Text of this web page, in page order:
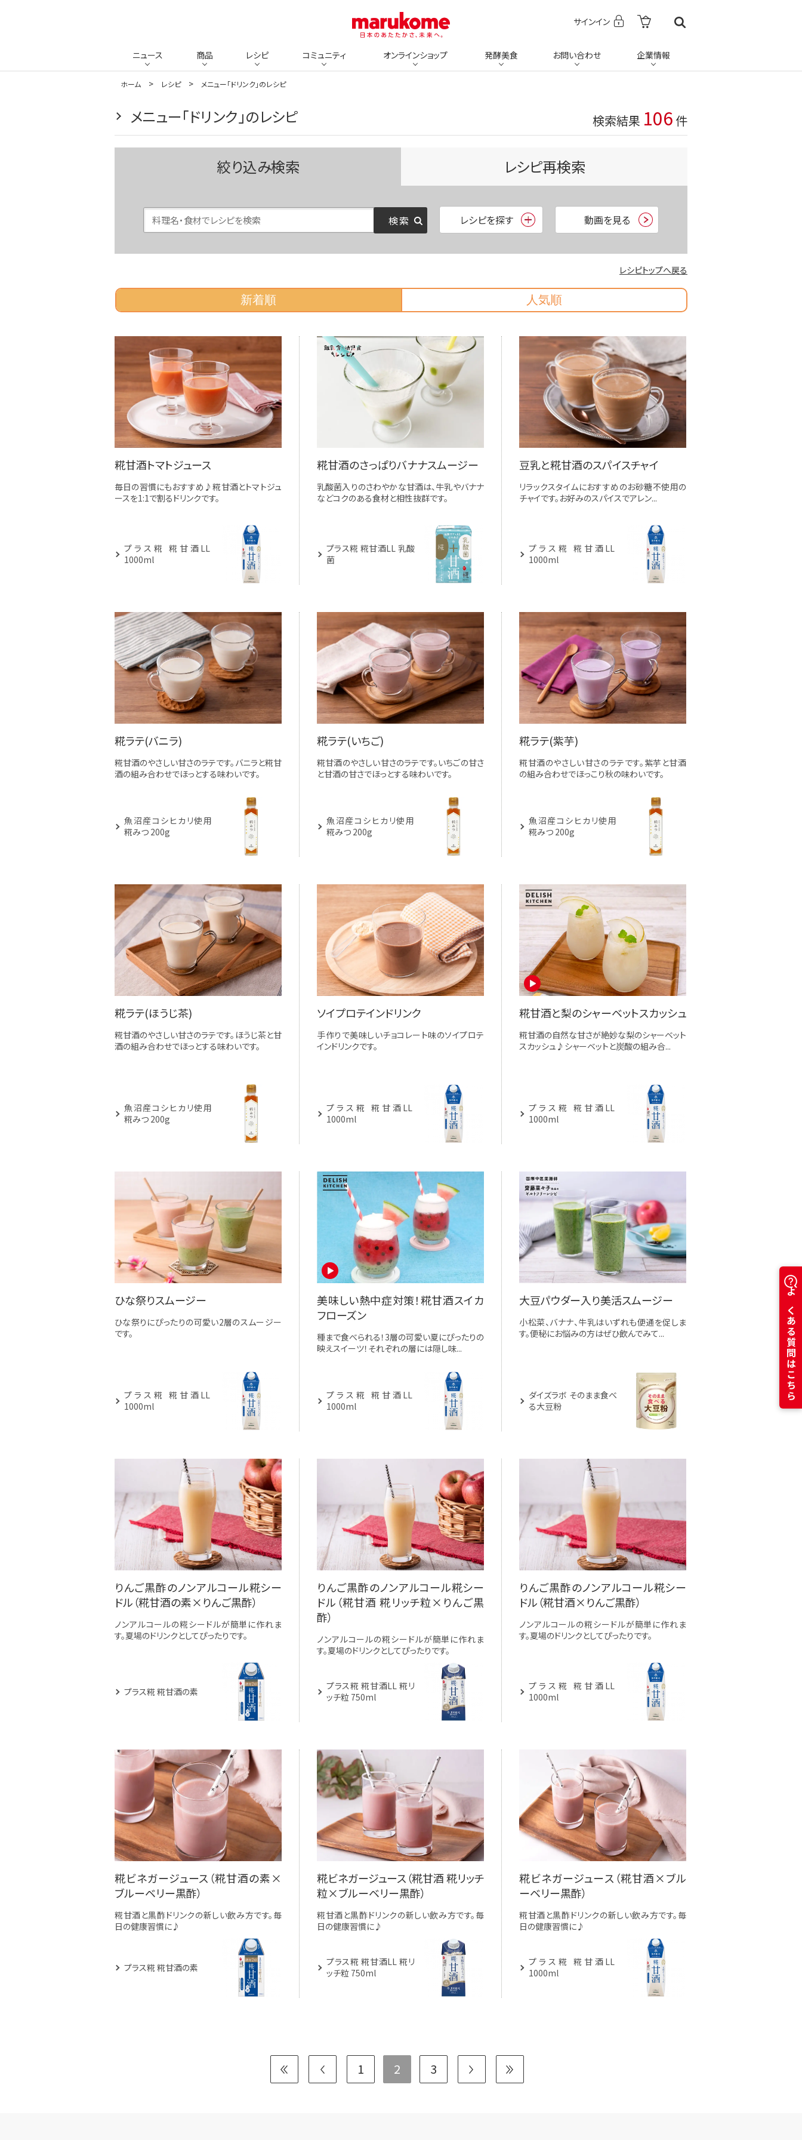
サインイン
ニュース 商品 レシピ コミュニティ オンラインショップ 発酵美食 お問い合わせ 企業情報
ホーム レシピ メニュー「ドリンク」のレシピ
メニュー「ドリンク」のレシピ 検索結果 106 件
絞り込み検索 レシピ再検索
レシピを探す 動画を見る
レシピトップへ戻る
新着順 人気順
糀甘酒トマトジュース
毎日の習慣にもおすすめ♪糀甘酒とトマトジュ
ースを1:1で割るドリンクです。
プラス糀 糀甘酒LL
1000ml
糀甘酒のさっぱりバナナスムージー
乳酸菌入りのさわやかな甘酒は、牛乳やバナナ
などコクのある食材と相性抜群です。
プラス糀 糀甘酒LL 乳酸
菌
豆乳と糀甘酒のスパイスチャイ
リラックスタイムにおすすめのお砂糖不使用の
チャイです。お好みのスパイスでアレン...
プラス糀 糀甘酒LL
1000ml
糀ラテ(バニラ)
糀甘酒のやさしい甘さのラテです。バニラと糀甘
酒の組み合わせでほっとする味わいです。
魚沼産コシヒカリ使用
糀みつ 200g
糀ラテ(いちご)
糀甘酒のやさしい甘さのラテです。いちごの甘さ
と甘酒の甘さでほっとする味わいです。
魚沼産コシヒカリ使用
糀みつ 200g
糀ラテ(紫芋)
糀甘酒のやさしい甘さのラテです。紫芋と甘酒
の組み合わせでほっこり秋の味わいです。
魚沼産コシヒカリ使用
糀みつ 200g
糀ラテ(ほうじ茶)
糀甘酒のやさしい甘さのラテです。ほうじ茶と甘
酒の組み合わせでほっとする味わいです。
魚沼産コシヒカリ使用
糀みつ 200g
ソイプロテインドリンク
手作りで美味しいチョコレート味のソイプロテ
インドリンクです。
プラス糀 糀甘酒LL
1000ml
糀甘酒と梨のシャーベットスカッシュ
糀甘酒の自然な甘さが絶妙な梨のシャーベット
スカッシュ♪シャーベットと炭酸の組み合...
プラス糀 糀甘酒LL
1000ml
ひな祭りスムージー
ひな祭りにぴったりの可愛い2層のスムージー
です。
プラス糀 糀甘酒LL
1000ml
美味しい熱中症対策！糀甘酒スイカ
フローズン
種まで食べられる！3層の可愛い夏にぴったりの
映えスイーツ！それぞれの層には隠し味...
プラス糀 糀甘酒LL
1000ml
大豆パウダー入り美活スムージー
小松菜、バナナ、牛乳はいずれも便通を促しま
す。便秘にお悩みの方はぜひ飲んでみて...
ダイズラボ そのまま食べ
る大豆粉
りんご黒酢のノンアルコール糀シー
ドル（糀甘酒の素×りんご黒酢）
ノンアルコールの糀シードルが簡単に作れま
す。夏場のドリンクとしてぴったりです。
プラス糀 糀甘酒の素
りんご黒酢のノンアルコール糀シー
ドル（糀甘酒 糀リッチ粒×りんご黒
酢）
ノンアルコールの糀シードルが簡単に作れま
す。夏場のドリンクとしてぴったりです。
プラス糀 糀甘酒LL 糀リ
ッチ粒 750ml
りんご黒酢のノンアルコール糀シー
ドル（糀甘酒×りんご黒酢）
ノンアルコールの糀シードルが簡単に作れま
す。夏場のドリンクとしてぴったりです。
プラス糀 糀甘酒LL
1000ml
糀ビネガージュース（糀甘酒の素×
ブルーベリー黒酢）
糀甘酒と黒酢ドリンクの新しい飲み方です。毎
日の健康習慣に♪
プラス糀 糀甘酒の素
糀ビネガージュース（糀甘酒 糀リッチ
粒×ブルーベリー黒酢）
糀甘酒と黒酢ドリンクの新しい飲み方です。毎
日の健康習慣に♪
プラス糀 糀甘酒LL 糀リ
ッチ粒 750ml
糀ビネガージュース（糀甘酒×ブル
ーベリー黒酢）
糀甘酒と黒酢ドリンクの新しい飲み方です。毎
日の健康習慣に♪
プラス糀 糀甘酒LL
1000ml
1 2 3
よくある質問はこちら